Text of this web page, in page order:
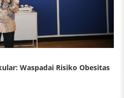
Waspadai Risiko Obesitas